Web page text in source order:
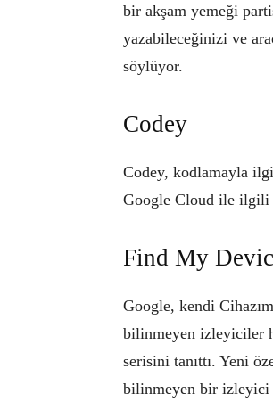
bir akşam yemeği
yazabileceğinizi ve
söylüyor.
Codey
Codey, kodlamayla
Google Cloud ile ilgili
Find My
Google, kendi
bilinmeyen izleyiciler
serisini tanıttı. Yeni
bilinmeyen bir izleyici